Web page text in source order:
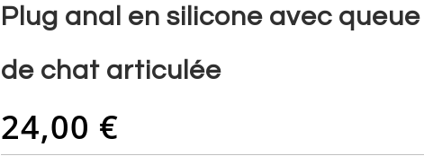
Plug anal en silicone avec queue
de chat articulée
24,00 €